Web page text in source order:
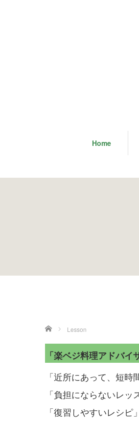
Home
ホーム Lesson
「楽ベジ料理アドバ
「近所にあって、短時
「負担にならないレッ
「復習しやすいレシピ」